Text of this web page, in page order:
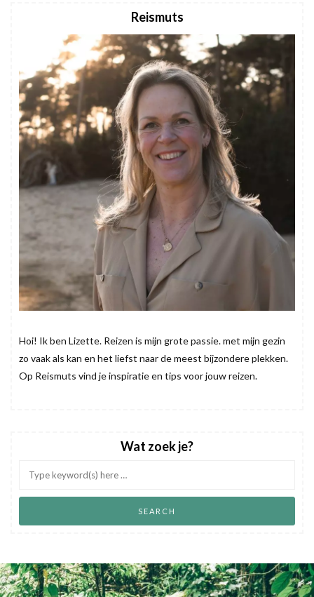
Reismuts
Hoi! Ik ben Lizette. Reizen is mijn grote passie. met mijn gezin
zo vaak als kan en het liefst naar de meest bijzondere plekken.
Op Reismuts vind je inspiratie en tips voor jouw reizen.
Wat zoek je?